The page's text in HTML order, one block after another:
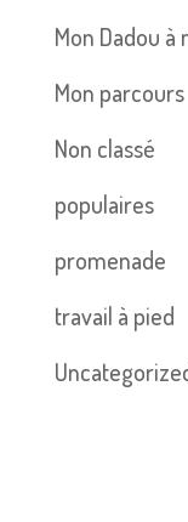
Mon Dadou à
Mon parcours
Non classé
populaires
promenade
travail à pied